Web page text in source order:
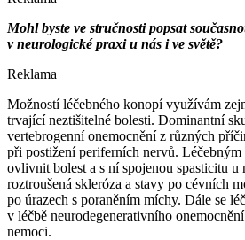
Mohl byste ve stručnosti popsat
v neurologické praxi u nás i ve světě?
Reklama
Možností léčebného konopí využívám
trvající neztišitelné bolesti. Dominantní
vertebrogenní onemocnění z různých
při postižení periferních nervů. Léčebným
ovlivnit bolest a s ní spojenou spasticitu u
roztroušená skleróza a stavy po cévních
po úrazech s poraněním míchy. Dále se
v léčbě neurodegenerativního
nemoci.